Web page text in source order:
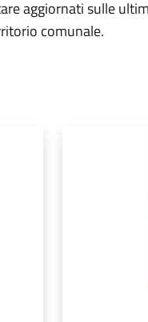
aggiornati sulle
comunale.